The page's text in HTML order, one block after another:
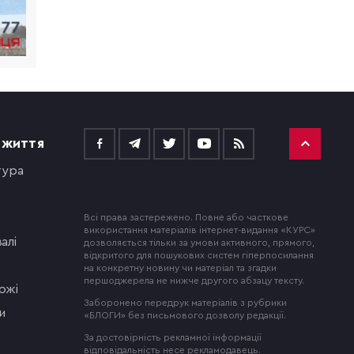
Всі права застережено. Повне або часткове
використання матеріалів інтернет-видання «КУРС»
дозволяється тільки за умови активного, прямого,
відкритого для пошукових систем гіперпосилання
на конкретну новину чи матеріал та згадки
першоджерела не нижче другого абзацу тексту.
Заборонено передрук матеріалів з рубрики
«БЛОГИ» без письмового дозволу редакції.
За достовірність рекламної інформації
відповідальність несе рекламодавець.